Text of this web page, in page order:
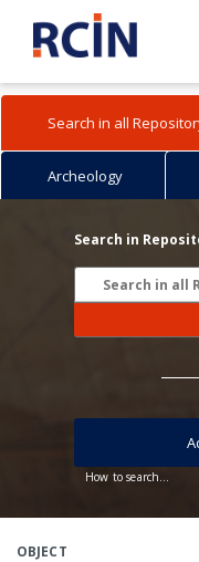
Search in all
Archeology
Search in
How to search...
OBJECT